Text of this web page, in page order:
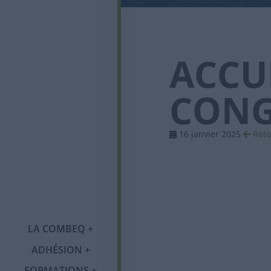
LA COMBEQ
Notre histoire
ADHÉSION
Adhésion
Tournée des régions
Congrès annuel
16 janvier 2025